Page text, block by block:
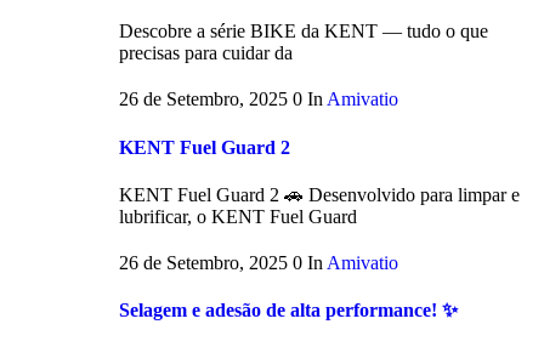
Descobre a série BIKE da KENT — tudo o que
precisas para cuidar da
26 de Setembro, 2025 0 In Amivatio
KENT Fuel Guard 2
KENT Fuel Guard 2 🚗 Desenvolvido para limpar e
lubrificar, o KENT Fuel Guard
26 de Setembro, 2025 0 In Amivatio
Selagem e adesão de alta performance! ✨